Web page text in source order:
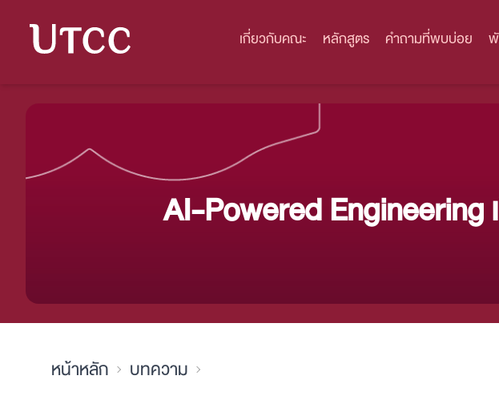
เกี่ยวกับคณะ หลักสูตร คำถามที่พบบ่อย
AI-Powered Engineering
หน้าหลัก บทความ